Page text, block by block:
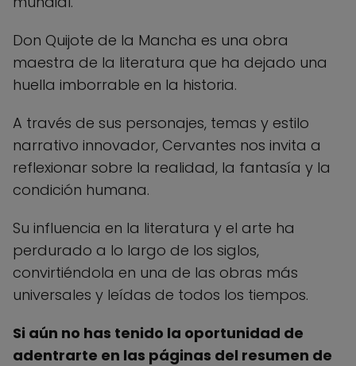
Don Quijote de la Mancha es una obra
maestra de la literatura que ha dejado una
huella imborrable en la historia.
A través de sus personajes, temas y estilo
narrativo innovador, Cervantes nos invita a
reflexionar sobre la realidad, la fantasía y la
condición humana.
Su influencia en la literatura y el arte ha
perdurado a lo largo de los siglos,
convirtiéndola en una de las obras más
universales y leídas de todos los tiempos.
Si aún no has tenido la oportunidad de
adentrarte en las páginas del resumen de